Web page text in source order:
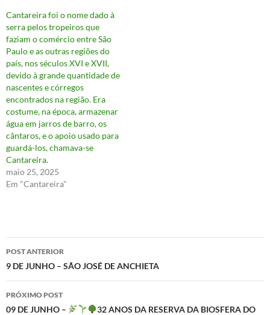
Cantareira foi o nome dado à
serra pelos tropeiros que
faziam o comércio entre São
Paulo e as outras regiões do
país, nos séculos XVI e XVII,
devido à grande quantidade de
nascentes e córregos
encontrados na região. Era
costume, na época, armazenar
água em jarros de barro, os
cântaros, e o apoio usado para
guardá-los, chamava-se
Cantareira.
maio 25, 2025
Em "Cantareira"
Navegação
de
posts
POST ANTERIOR
9 DE JUNHO – SÃO JOSÉ DE ANCHIETA
PRÓXIMO POST
09 DE JUNHO –
32 ANOS DA RESERVA DA BIOSFERA DO